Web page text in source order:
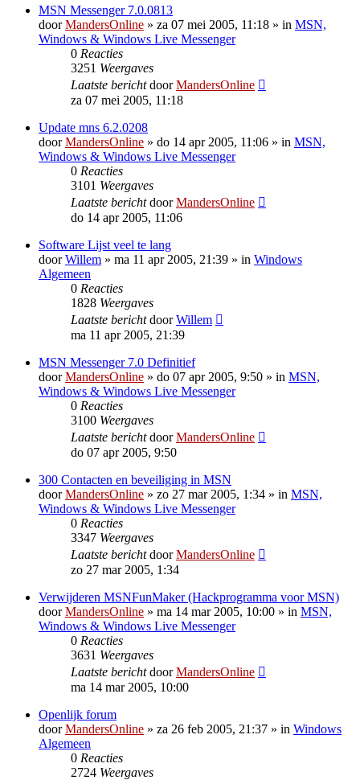
MSN Messenger 7.0.0813
doorMandersOnline » za 07 mei 2005, 11:18 » in MSN,
Windows & Windows Live Messenger
0 Reacties
3251 Weergaves
Laatste berichtdoorMandersOnline
za 07 mei 2005, 11:18
Update mns 6.2.0208
doorMandersOnline » do 14 apr 2005, 11:06 » in MSN,
Windows & Windows Live Messenger
0 Reacties
3101 Weergaves
Laatste berichtdoorMandersOnline
do 14 apr 2005, 11:06
Software Lijst veel te lang
doorWillem » ma 11 apr 2005, 21:39 » in Windows
Algemeen
0 Reacties
1828 Weergaves
Laatste berichtdoorWillem
ma 11 apr 2005, 21:39
MSN Messenger 7.0 Definitief
doorMandersOnline » do 07 apr 2005, 9:50 » in MSN,
Windows & Windows Live Messenger
0 Reacties
3100 Weergaves
Laatste berichtdoorMandersOnline
do 07 apr 2005, 9:50
300 Contacten en beveiliging in MSN
doorMandersOnline » zo 27 mar 2005, 1:34 » in MSN,
Windows & Windows Live Messenger
0 Reacties
3347 Weergaves
Laatste berichtdoorMandersOnline
zo 27 mar 2005, 1:34
Verwijderen MSNFunMaker (Hackprogramma voor MSN)
doorMandersOnline » ma 14 mar 2005, 10:00 » in MSN,
Windows & Windows Live Messenger
0 Reacties
3631 Weergaves
Laatste berichtdoorMandersOnline
ma 14 mar 2005, 10:00
Openlijk forum
doorMandersOnline » za 26 feb 2005, 21:37 » in Windows
Algemeen
0 Reacties
2724 Weergaves